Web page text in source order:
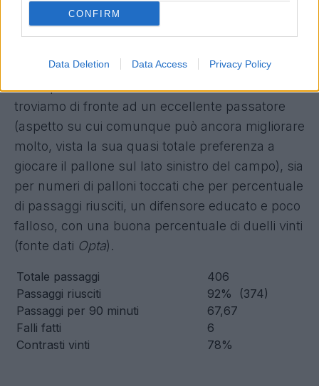
CONFIRM
Data Deletion Data Access Privacy Policy
fatta molto complicata.
il calcio inviso a molti, sembrano confermare
troviamo di fronte ad un eccellente passatore
(aspetto su cui comunque può ancora migliorare
molto, vista la sua quasi totale preferenza a
giocare il pallone sul lato sinistro del campo), sia
per numeri di palloni toccati che per percentuale
di passaggi riusciti, un difensore educato e poco
falloso, con una buona percentuale di duelli vinti
(fonte dati Opta).
Totale passaggi
406
Passaggi riusciti
92% (374)
Passaggi per 90 minuti
67,67
Falli fatti
6
Contrasti vinti
78%